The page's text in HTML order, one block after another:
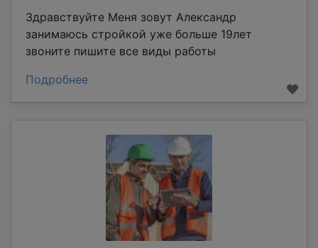
Здравствуйте Меня зовут Александр
занимаюсь стройкой уже больше 19лет
звоните пишите все виды работы
Подробнее